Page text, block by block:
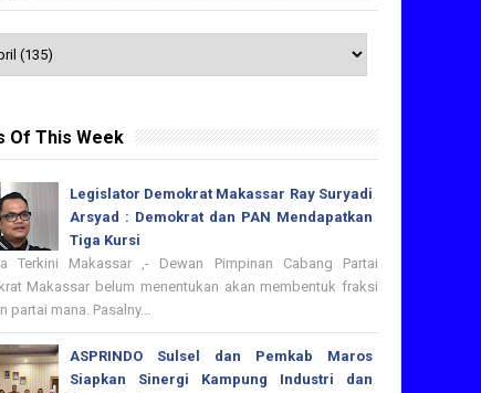
Of This Week
Legislator Demokrat Makassar Ray Suryadi
Arsyad : Demokrat dan PAN Mendapatkan
Tiga Kursi
Terkini Makassar ,- Dewan Pimpinan Cabang Partai
Makassar belum menentukan akan membentuk fraksi
partai mana. Pasalny...
ASPRINDO Sulsel dan Pemkab Maros
Siapkan Sinergi Kampung Industri dan